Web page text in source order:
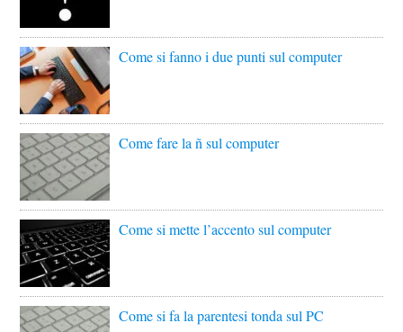
Come si fanno i due punti sul computer
Come fare la ñ sul computer
Come si mette l’accento sul computer
Come si fa la parentesi tonda sul PC